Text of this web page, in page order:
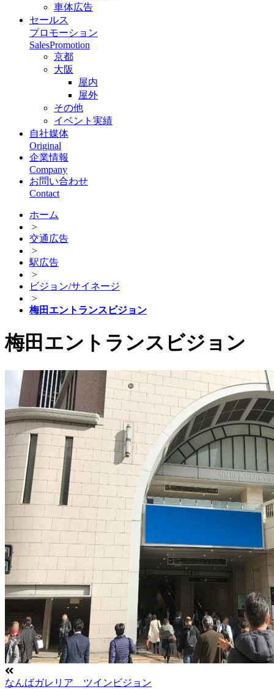
車体広告
セールス
プロモーション
SalesPromotion
京都
大阪
屋内
屋外
その他
イベント実績
自社媒体
Original
企業情報
Company
お問い合わせ
Contact
ホーム
>
交通広告
>
駅広告
>
ビジョン/サイネージ
>
梅田エントランスビジョン
梅田エントランスビジョン
なんばガレリア ツインビジョン